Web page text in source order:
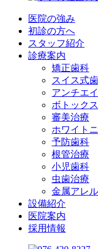
医院の強み
初診の方へ
スタッフ紹介
診療案内
矯正歯科
スイス式
アンチエ
ボトック
審美治療
ホワイト
予防歯科
根管治療
小児歯科
虫歯治療
金属アレ
設備紹介
医院案内
採用情報